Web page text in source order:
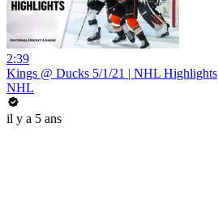
2:39
Kings @ Ducks 5/1/21 | NHL Highlights
NHL
il y a 5 ans